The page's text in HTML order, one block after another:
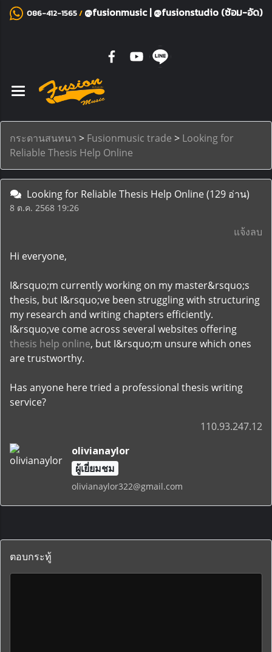
086-412-1565/ @fusionmusic|@fusionstudio (ซ้อม-อัด)
กระดานสนทนา > Fusionmusic trade > Looking for
Reliable Thesis Help Online
Looking for Reliable Thesis Help Online(129 อ่าน)
8 ต.ค. 2568 19:26
แจ้งลบ
Hi everyone,
I&rsquo;m currently working on my master&rsquo;s
thesis, but I&rsquo;ve been struggling with structuring
my research and writing chapters efficiently.
I&rsquo;ve come across several websites offering
thesis help online, but I&rsquo;m unsure which ones
are trustworthy.
Has anyone here tried a professional thesis writing
service?
110.93.247.12
olivianaylor
ผู้เยี่ยมชม
olivianaylor322@gmail.com
ตอบกระทู้